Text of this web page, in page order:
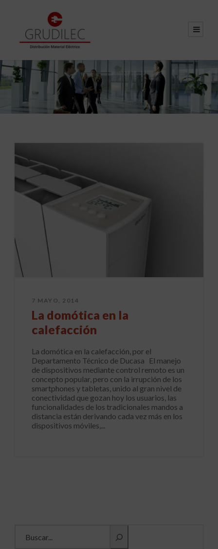
7 MAYO, 2014
La domótica en la
calefacción
La domótica en la calefacción, por el
Departamento Técnico de Ducasa El manejo
de dispositivos mediante control remoto es un
concepto popular, pero con la irrupción de los
smartphones y tabletas, unido al gran nivel de
conectividad que gozan hoy los usuarios, las
funcionalidades de los tradicionales mandos a
distancia están derivando cada vez más en los
dispositivos móviles,...